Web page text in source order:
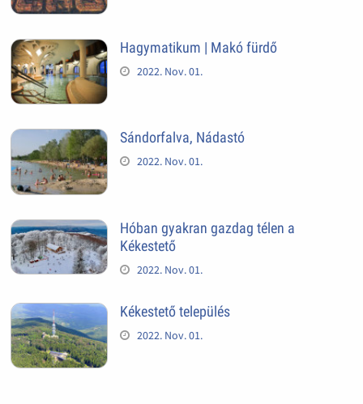
Hagymatikum | Makó fürdő
2022. Nov. 01.
Sándorfalva, Nádastó
2022. Nov. 01.
Hóban gyakran gazdag télen a
Kékestető
2022. Nov. 01.
Kékestető település
2022. Nov. 01.